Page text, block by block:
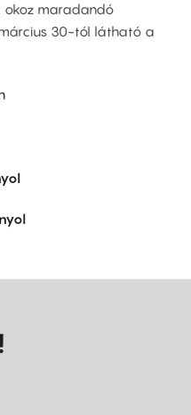
okoz maradandó
30-tól látható a